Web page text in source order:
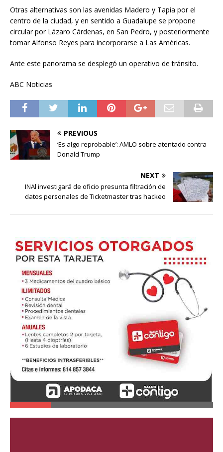
Otras alternativas son las avenidas Madero y Tapia por el
centro de la ciudad, y en sentido a Guadalupe se propone
circular por Lázaro Cárdenas, en San Pedro, y posteriormente
tomar Alfonso Reyes para incorporarse a Las Américas.
Ante este panorama se desplegó un operativo de tránsito.
ABC Noticias
PREVIOUS
‘Es algo reprobable’: AMLO sobre atentado contra
Donald Trump
NEXT
INAl investigará de oficio presunta filtración de
datos personales de Ticketmaster tras hackeo